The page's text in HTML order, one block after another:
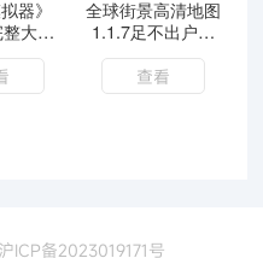
器》
大合
全球街景高清地图
1.1.7足不出户看
月球、看全国解锁
VIP
查看
ICP备2023019171号